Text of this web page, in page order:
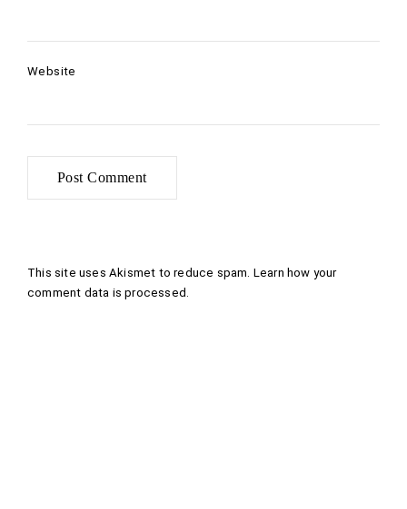
Website
This site uses Akismet to reduce spam. Learn how your
comment data is processed